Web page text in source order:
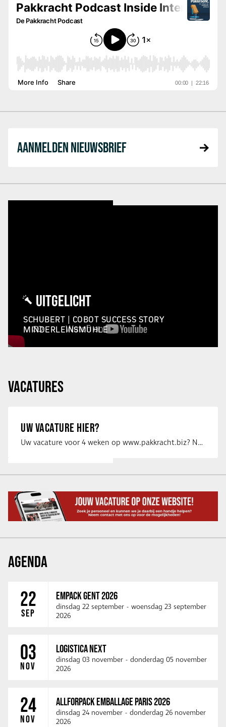
AANMELDEN NIEUWSBRIEF
UITGELICHT
SCHUBERT | COBOT SUCCESS STORY
MINDERLEINSMÜHLE
VACATURES
UW VACATURE HIER?
Uw vacature voor 4 weken op www.pakkracht.biz? Neem dan contact op met Yannick van …
AGENDA
22
SEP
EMPACK GENT 2026
dinsdag 22 september - woensdag 23 september
2026
03
NOV
LOGISTICA NEXT
dinsdag 03 november - donderdag 05 november
2026
24
NOV
ALLFORPACK EMBALLAGE PARIS 2026
dinsdag 24 november - donderdag 26 november
2026